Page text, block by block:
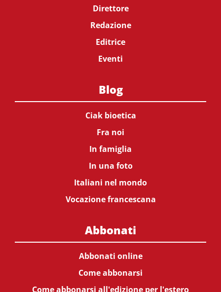
Direttore
Redazione
Editrice
Eventi
Blog
Ciak bioetica
Fra noi
In famiglia
In una foto
Italiani nel mondo
Vocazione francescana
Abbonati
Abbonati online
Come abbonarsi
Come abbonarsi all'edizione per l'estero